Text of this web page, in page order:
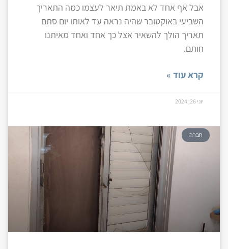
אבל אף אחד לא באמת תיאר לעצמו כמה התאריך
השביעי באוקטובר שהיה נראה עד לאותו יום סתם
תאריך הולך להשאיר אצל כך אחד ואחד מאיתנו
חותם.
קרא עוד »
יוני 26, 2024
חברה